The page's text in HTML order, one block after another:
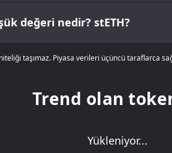
değeri nedir? stETH?
taşımaz. Piyasa verileri üçüncü taraflarca
Trend olan
Yükleniyor...